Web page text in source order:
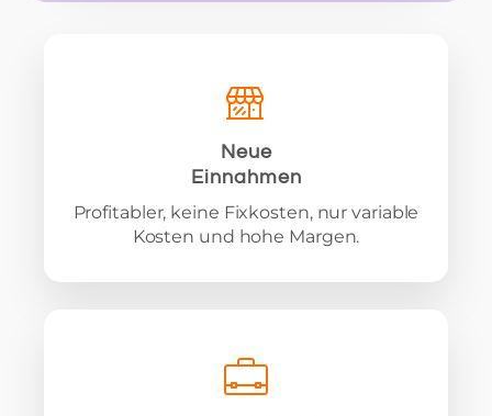
Neue
Einnahmen
Profitabler, keine Fixkosten, nur variable
Kosten und hohe Margen.